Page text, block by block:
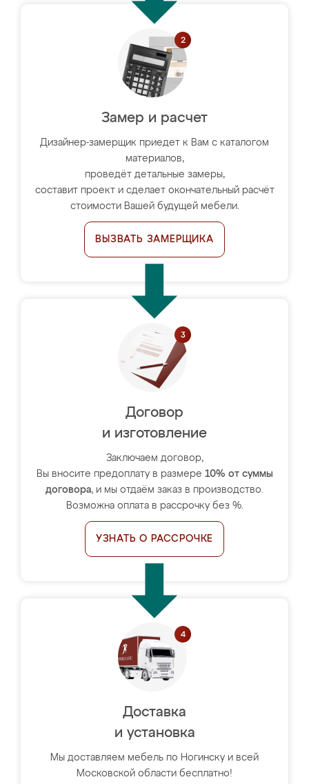
Замер и расчет
Дизайнер-замерщик приедет к Вам с каталогом
материалов,
проведёт детальные замеры,
составит проект и сделает окончательный расчёт
стоимости Вашей будущей мебели.
ВЫЗВАТЬ ЗАМЕРЩИКА
Договор
и изготовление
Заключаем договор,
Вы вносите предоплату в размере 10% от суммы
договора, и мы отдаём заказ в производство.
Возможна оплата в рассрочку без %.
УЗНАТЬ О РАССРОЧКЕ
Доставка
и установка
Мы доставляем мебель по Ногинску и всей
Московской области бесплатно!